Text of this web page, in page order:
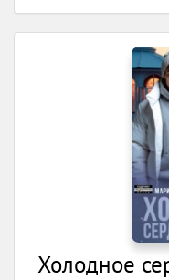
Холодное